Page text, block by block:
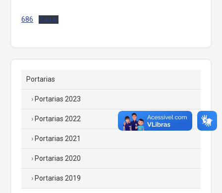
686 Baixar
Portarias
Portarias 2023
Portarias 2022
Portarias 2021
Portarias 2020
Portarias 2019